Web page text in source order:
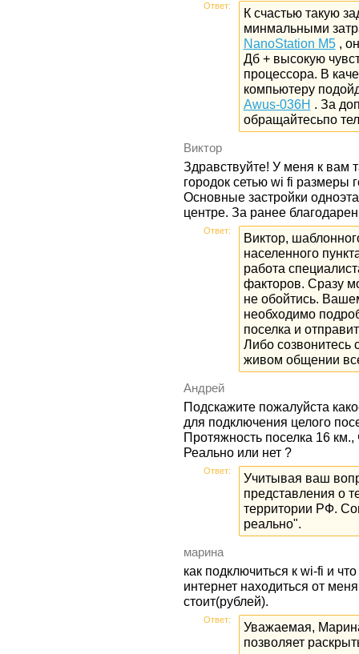
Ответ:
К счастью такую
минмальными
NanoStation M5,
Дб + высокую
процессора. В
компьютеру
Awus-036H . За
обращайтесьпо
Виктор
Здравствуйте! У меня к вам
городок сетью wi fi размеры
Основные застройки
центре. За ранее
Ответ:
Виктор,
населенного
работа
факторов. Сразу
не обойтись.
необходимо
поселка и
Либо созвонитесь
живом общении
Андрей
Подскажите пожалуйста
для подключения целого
Протяжность поселка 16 км.,
Реально или нет ?
Ответ:
Учитывая ваш
представления о
территории РФ.
реально".
марина
как подключиться к wi-fi и
интернет находиться от
стоит(рублей).
Ответ:
Уважаемая,
позволяет